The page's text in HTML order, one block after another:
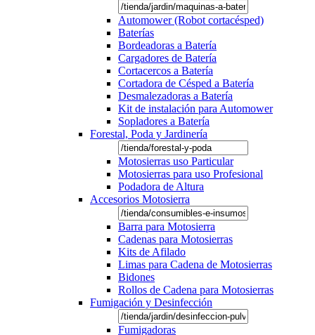
Automower (Robot cortacésped)
Baterías
Bordeadoras a Batería
Cargadores de Batería
Cortacercos a Batería
Cortadora de Césped a Batería
Desmalezadoras a Batería
Kit de instalación para Automower
Sopladores a Batería
Forestal, Poda y Jardinería
Motosierras uso Particular
Motosierras para uso Profesional
Podadora de Altura
Accesorios Motosierra
Barra para Motosierra
Cadenas para Motosierras
Kits de Afilado
Limas para Cadena de Motosierras
Bidones
Rollos de Cadena para Motosierras
Fumigación y Desinfección
Fumigadoras